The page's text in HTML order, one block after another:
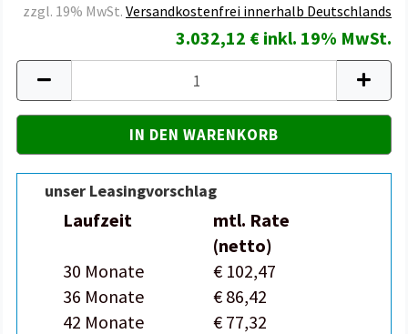
zzgl. 19% MwSt. Versandkostenfrei innerhalb Deutschlands
3.032,12 € inkl. 19% MwSt.
unser Leasingvorschlag
Laufzeit
mtl. Rate
(netto)
30 Monate
€ 102,47
36 Monate
€ 86,42
42 Monate
€ 77,32